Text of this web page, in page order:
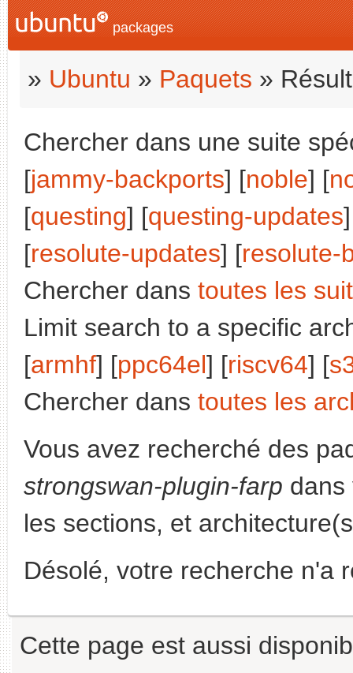
packages
» Ubuntu » Paquets »
Chercher dans une suite
[jammy-backports] [noble] [
[questing] [questing-updates
[resolute-updates] [resolute-
Chercher dans toutes les
Limit search to a specific
[armhf] [ppc64el] [riscv64] [
Chercher dans toutes les
Vous avez recherché des
strongswan-plugin-farp
les sections, et
Désolé, votre recherche n'a
Cette page est aussi